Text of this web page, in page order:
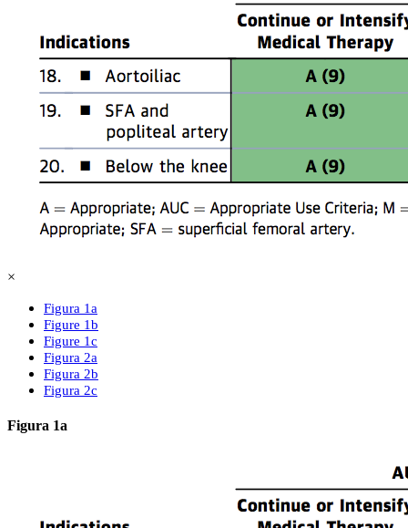
×
Figura 1a
Figure 1b
Figure 1c
Figura 2a
Figura 2b
Figura 2c
Figura 1a